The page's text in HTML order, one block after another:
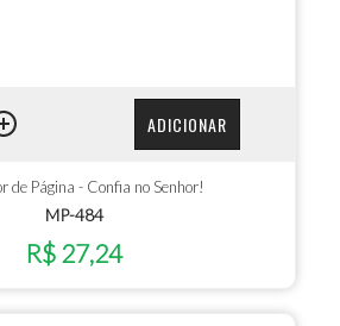
ADICIONAR
de Página - Confia no Senhor!
MP-484
R$ 27,24